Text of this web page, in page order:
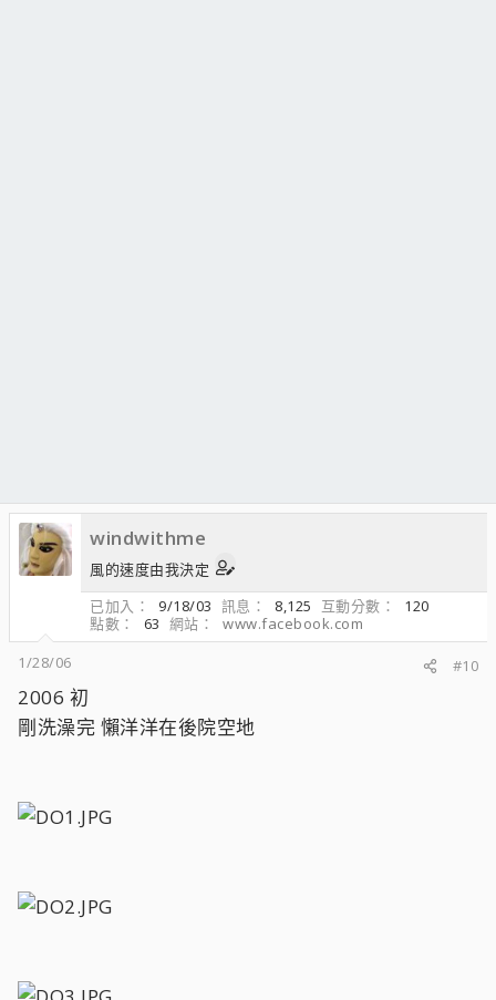
windwithme
風的速度由我決定
已加入
9/18/03 訊息 8,125 互動分數
120
點數
63 網站
www.facebook.com
1/28/06
#10
2006 初
剛洗澡完 懶洋洋在後院空地